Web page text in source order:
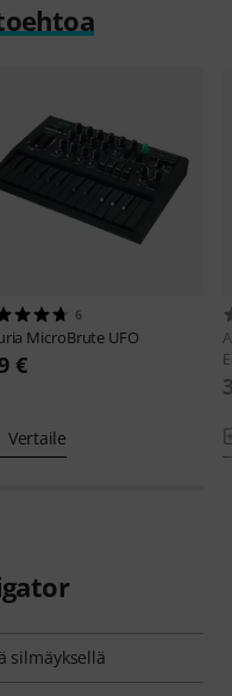
6
MicroBrute UFO
€
Vertaile
silmäyksellä